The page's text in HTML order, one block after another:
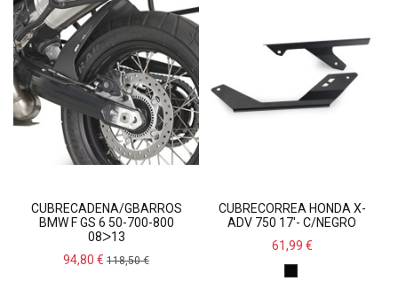
CUBRECADENA/GBARROS
BMW F GS 6 50-700-800
08ᐳ13
94,80 € 118,50 €
CUBRECORREA HONDA X-
ADV 750 17'- C/NEGRO
61,99 €